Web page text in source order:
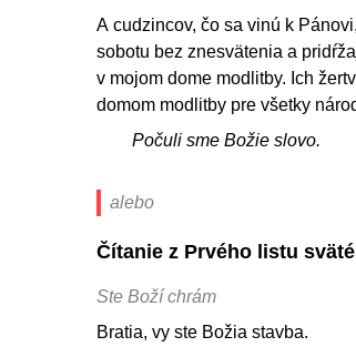
A cudzincov, čo sa vinú k
sobotu bez znesvätenia a
v mojom dome modlitby. Ich
domom modlitby pre všetky
Počuli sme Božie slovo.
alebo
Čítanie z Prvého listu
Ste Boží chrám
Bratia, vy ste Božia stavba.